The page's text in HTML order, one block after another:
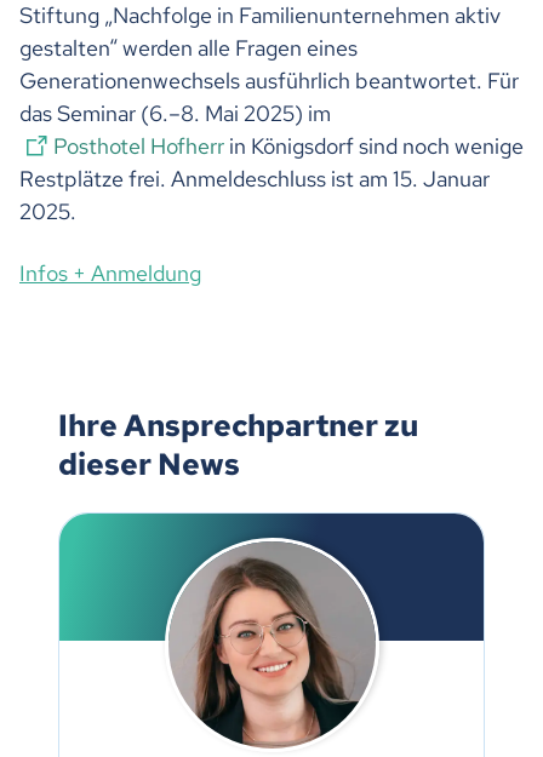
Stiftung „Nachfolge in Familienunternehmen aktiv
gestalten“ werden alle Fragen eines
Generationenwechsels ausführlich beantwortet. Für
das Seminar (6.–8. Mai 2025) im
Posthotel Hofherr in Königsdorf sind noch wenige
Restplätze frei. Anmeldeschluss ist am 15. Januar
2025.
Infos + Anmeldung
Ihre Ansprechpartner zu
dieser News